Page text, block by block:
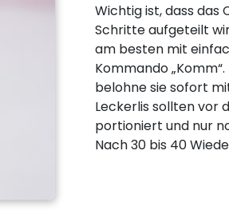
Wichtig ist, dass das
Schritte aufgeteilt
am besten mit
Kommando
belohne sie sofort
Leckerlis sollten vor
portioniert und nur
Nach 30 bis 40